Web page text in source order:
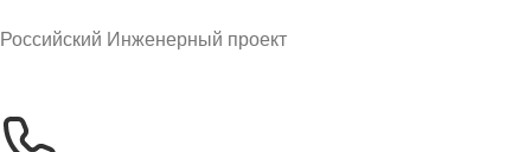
Российский Инженерный проект